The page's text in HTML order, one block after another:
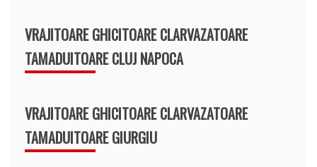
VRAJITOARE GHICITOARE CLARVAZATOARE
TAMADUITOARE CLUJ NAPOCA
VRAJITOARE GHICITOARE CLARVAZATOARE
TAMADUITOARE GIURGIU